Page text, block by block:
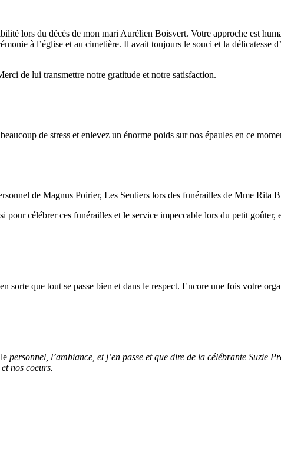
lors du décès de mon mari Aurélien Boisvert. Votre approche est
à l’église et au cimetière. Il avait toujours le souci et la délicatesse
de lui transmettre notre gratitude et notre satisfaction.
de stress et enlevez un énorme poids sur nos épaules en ce
de Magnus Poirier, Les Sentiers lors des funérailles de Mme Rita
célébrer ces funérailles et le service impeccable lors du petit
que tout se passe bien et dans le respect. Encore une fois votre
personnel, l’ambiance, et j’en passe et que dire de la célébrante Suzie
nos coeurs.